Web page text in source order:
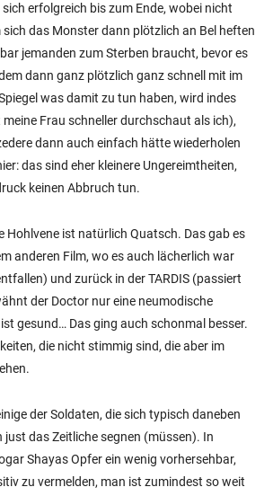
erfolgreich bis zum Ende, wobei nicht
das Monster dann plötzlich an Bel heften
jemanden zum Sterben braucht, bevor es
dann ganz plötzlich ganz schnell mit im
was damit zu tun haben, wird indes
Frau schneller durchschaut als ich),
dann auch einfach hätte wiederholen
das sind eher kleinere Ungereimtheiten,
keinen Abbruch tun.
Hohlvene ist natürlich Quatsch. Das gab es
anderen Film, wo es auch lächerlich war
und zurück in der TARDIS (passiert
der Doctor nur eine neumodische
gesund… Das ging auch schonmal besser.
die nicht stimmig sind, die aber im
der Soldaten, die sich typisch daneben
just das Zeitliche segnen (müssen). In
Shayas Opfer ein wenig vorhersehbar,
zu vermelden, man ist zumindest so weit